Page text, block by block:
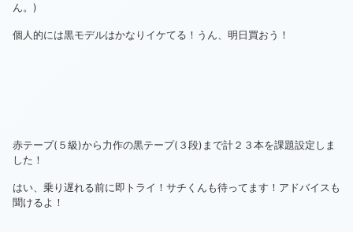
ん。)
個人的には黒モデルはかなりイケてる！うん、明日買おう！
赤テープ(５級)から力作の黒テープ(３段)まで計２３本を課題設定しま
した！
はい、乗り遅れる前に即トライ！サチくんも待ってます！アドバイスも
聞けるよ！